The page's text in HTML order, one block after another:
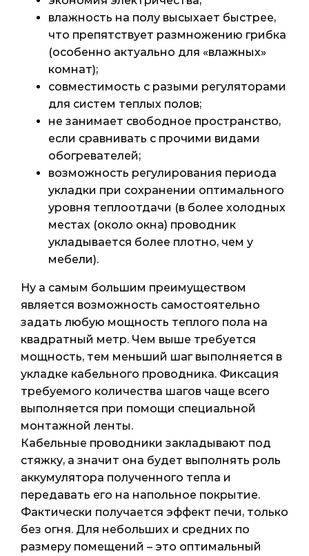
влажность на полу высыхает быстрее,
что препятствует размножению грибка
(особенно актуально для «влажных»
комнат);
совместимость с разыми регуляторами
для систем теплых полов;
не занимает свободное пространство,
если сравнивать с прочими видами
обогревателей;
возможность регулирования периода
укладки при сохранении оптимального
уровня теплоотдачи (в более холодных
местах (около окна) проводник
укладывается более плотно, чем у
мебели).
Ну а самым большим преимуществом
является возможность самостоятельно
задать любую мощность теплого пола на
квадратный метр. Чем выше требуется
мощность, тем меньший шаг выполняется в
укладке кабельного проводника. Фиксация
требуемого количества шагов чаще всего
выполняется при помощи специальной
монтажной ленты.
Кабельные проводники закладывают под
стяжку, а значит она будет выполнять роль
аккумулятора полученного тепла и
передавать его на напольное покрытие.
Фактически получается эффект печи, только
без огня. Для небольших и средних по
размеру помещений – это оптимальный